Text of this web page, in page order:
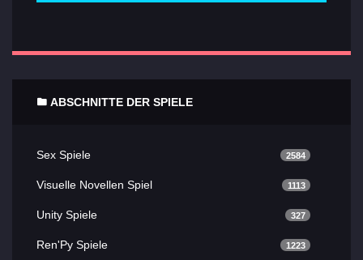
ABSCHNITTE DER SPIELE
Sex Spiele 2584
Visuelle Novellen Spiel 1113
Unity Spiele 327
Ren'Py Spiele 1223